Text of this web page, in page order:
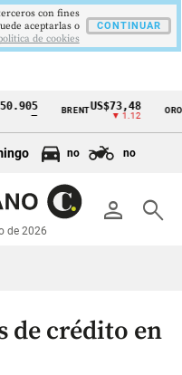
BRENTUS$73,48
▼ 1.12
ORO
no no
person search
de 2026
de crédito en
con fines
aceptarlas o
de cookies
CONTINUAR